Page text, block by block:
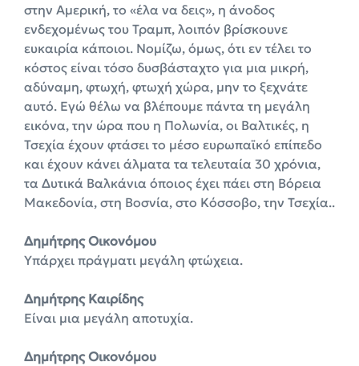
στην Αμερική, το «έλα να δεις», η άνοδος
ενδεχομένως του Τραμπ, λοιπόν βρίσκουνε
ευκαιρία κάποιοι. Νομίζω, όμως, ότι εν τέλει το
κόστος είναι τόσο δυσβάσταχτο για μια μικρή,
αδύναμη, φτωχή, φτωχή χώρα, μην το ξεχνάτε
αυτό. Εγώ θέλω να βλέπουμε πάντα τη μεγάλη
εικόνα, την ώρα που η Πολωνία, οι Βαλτικές, η
Τσεχία έχουν φτάσει το μέσο ευρωπαϊκό επίπεδο
και έχουν κάνει άλματα τα τελευταία 30 χρόνια,
τα Δυτικά Βαλκάνια όποιος έχει πάει στη Βόρεια
Μακεδονία, στη Βοσνία, στο Κόσσοβο, την Τσεχία..
Δημήτρης Οικονόμου
Υπάρχει πράγματι μεγάλη φτώχεια.
Δημήτρης Καιρίδης
Είναι μια μεγάλη αποτυχία.
Δημήτρης Οικονόμου